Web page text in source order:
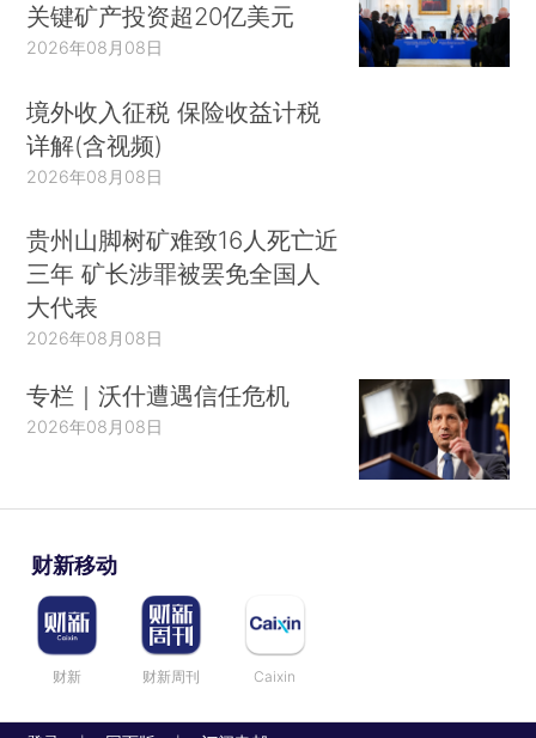
关键矿产投资超20亿美元
2026年08月08日
境外收入征税 保险收益计税
详解(含视频)
2026年08月08日
贵州山脚树矿难致16人死亡近
三年 矿长涉罪被罢免全国人
大代表
2026年08月08日
专栏｜沃什遭遇信任危机
2026年08月08日
财新移动
财新 财新周刊 Caixin